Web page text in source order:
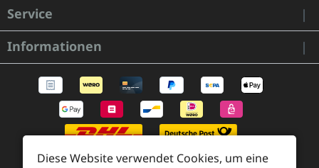
Service
Informationen
Diese Website verwendet Cookies, um eine